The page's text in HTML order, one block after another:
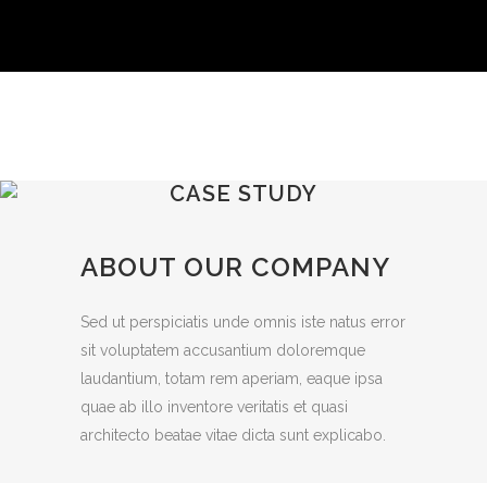
CASE STUDY
ABOUT OUR COMPANY
Sed ut perspiciatis unde omnis iste natus error
sit voluptatem accusantium doloremque
laudantium, totam rem aperiam, eaque ipsa
quae ab illo inventore veritatis et quasi
architecto beatae vitae dicta sunt explicabo.